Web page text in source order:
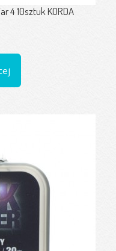
4 10sztuk KORDA